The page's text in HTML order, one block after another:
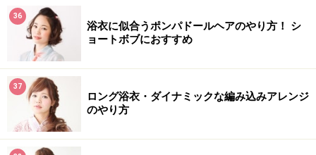
36
浴衣に似合うポンパドールヘアのやり方！ シ
ョートボブにおすすめ
37
ロング浴衣・ダイナミックな編み込みアレンジ
のやり方